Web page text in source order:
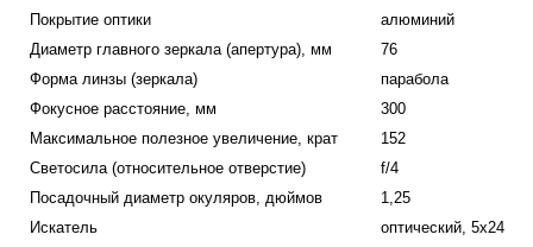
Покрытие оптики
алюминий
Диаметр главного зеркала (апертура), мм
76
Форма линзы (зеркала)
парабола
Фокусное расстояние, мм
300
Максимальное полезное увеличение, крат
152
Светосила (относительное отверстие)
f/4
Посадочный диаметр окуляров, дюймов
1,25
Искатель
оптический, 5x24